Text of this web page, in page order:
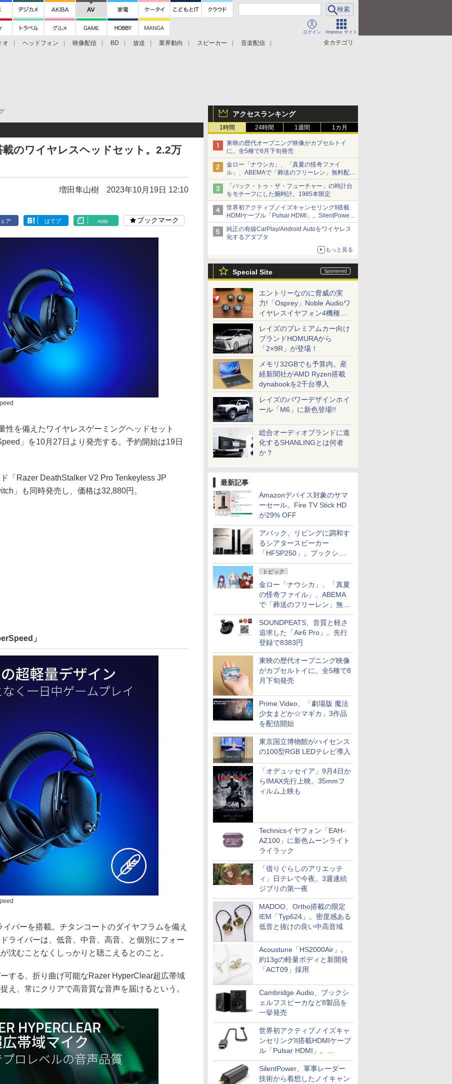
ログイン Impress サイト
全カテゴリ
オ ヘッドフォン 映像配信 BD 放送 業界動向 スピーカー
音楽配信
アクセスランキング
1時間 24時間 1週間 1カ月
東映の歴代オープニング映像がカプセルトイ
に。全5種で8月下旬発売
金ロー「ナウシカ」、「真夏の怪奇ファイ
ル」、ABEMAで「葬送のフリーレン」無料配信
など。夏の特番・配信情報
「バック・トゥ・ザ・フューチャー」の時計台
をモチーフにした腕時計。1985本限定
世界初アクティブノイズキャンセリングII搭載
HDMIケーブル「Pulsar HDMI」。SilentPower
から
純正の有線CarPlay/Android Autoをワイヤレス
化するアダプタ
もっと見る
Special Site
エントリーなのに脅威の実
力!「Osprey」Noble Audioワ
イヤレスイヤフォン4機種を
一気に聴く
レイズのプレミアムカー向け
ブランドHOMURAから
「2×9R」が登場！
メモリ32GBでも予算内。産
経新聞社がAMD Ryzen搭載
dynabookを2千台導入
レイズのパワーデザインホイ
ール「M6」に新色登場!!
総合オーディオブランドに進
化するSHANLINGとは何者
か？
最新記事
Amazonデバイス対象のサマ
ーセール。Fire TV Stick HD
が29% OFF
アバック、リビングに調和す
るシアタースピーカー
「HFSP250」。ブックシェ
ルフはペア3万円以下
トピック
金ロー「ナウシカ」、「真夏
の怪奇ファイル」、ABEMA
で「葬送のフリーレン」無料
配信など。夏の特番・配信情
報
SOUNDPEATS、音質と軽さ
追求した「Air6 Pro」。先行
登録で8383円
東映の歴代オープニング映像
がカプセルトイに。全5種で8
月下旬発売
Prime Video、「劇場版 魔法
少女まどか☆マギカ」3作品
を配信開始
東京国立博物館がハイセンス
の100型RGB LEDテレビ導入
「オデュッセイア」9月4日か
らIMAX先行上映。35mmフ
ィルム上映も
Technicsイヤフォン「EAH-
AZ100」に新色ムーンライト
ライラック
「借りぐらしのアリエッテ
ィ」日テレで今夜。3週連続
ジブリの第一夜
MADOO、Ortho搭載の限定
IEM「Typ624」。密度感ある
低音と抜けの良い中高音域
Acoustune「HS2000Air」。
約13gの軽量ボディと新開発
「ACT09」採用
Cambridge Audio、ブックシ
ェルフスピーカなど8製品を
一挙発売
世界初アクティブノイズキャ
ンセリングII搭載HDMIケーブ
ル「Pulsar HDMI」。
SilentPowerから
SilentPower、軍事レーダー
技術から着想したノイキャン
のワイヤレスヘッドセット。2.2万
増田隼山樹 2023年10月19日 12:10
ア はてブ note ブックマーク
性を備えたワイヤレスゲーミングヘッドセット
」を10月27日より発売する。予約開始は19日
「Razer DeathStalker V2 Pro Tenkeyless JP
」も同時発売し、価格は32,880円。
」
バーを搭載。チタンコートのダイヤフラムを備え
ライバーは、低音、中音、高音、と個別にフォー
沈むことなくしっかりと聴こえるとのこと。
する、折り曲げ可能なRazer HyperClear超広帯域
え、常にクリアで高音質な音声を届けるという。